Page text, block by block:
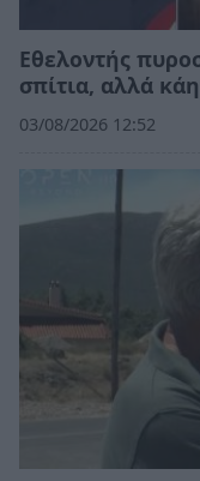
Εθελοντής
σπίτια, αλλά
03/08/2026 12:52